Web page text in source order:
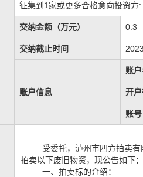
征集到1家或更多合格意向投资方
交纳金额（万元） 0.3
交纳截止时间
账户信息
账
开
账号
受委托，泸州市四方拍卖有
拍卖以下废旧物资，现公告如下：
一、拍卖标的介绍：